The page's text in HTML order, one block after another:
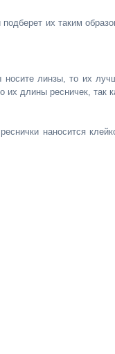
их таким
носите линзы, то их
их длины ресничек, так
наносится